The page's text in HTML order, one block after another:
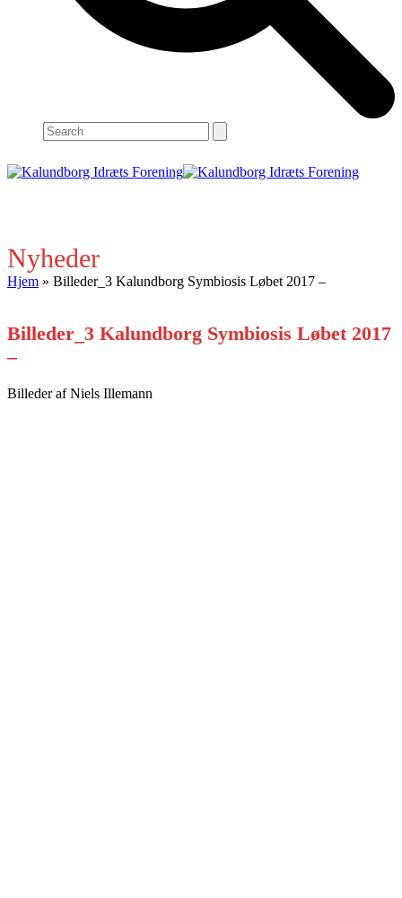
Search
Nyheder
Hjem » Billeder_3 Kalundborg Symbiosis Løbet 2017 –
Billeder_3 Kalundborg Symbiosis Løbet 2017
–
Billeder af Niels Illemann